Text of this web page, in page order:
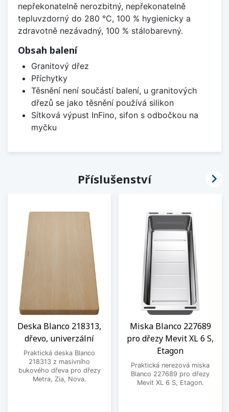
nepřekonatelně nerozbitný, nepřekonatelně
tepluvzdorný do 280 °C, 100 % hygienicky a
zdravotně nezávadný, 100 % stálobarevný.
Obsah balení
Granitový dřez
Příchytky
Těsnění není součástí balení, u granitových
dřezů se jako těsnění používá silikon
Sítková výpust InFino, sifon s odbočkou na
myčku
Příslušenství
Deska Blanco 218313,
dřevo, univerzální
Praktická deska Blanco
218313 z masivního
bukového dřeva pro dřezy
Metra, Zia, Nova.
Miska Blanco 227689
pro dřezy Mevit XL 6 S,
Etagon
Praktická nerezová miska
Blanco 227689 pro dřezy
Mevit XL 6 S, Etagon.
